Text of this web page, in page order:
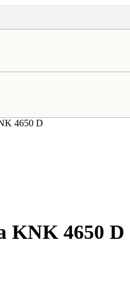
4650 D
KNK 4650 D